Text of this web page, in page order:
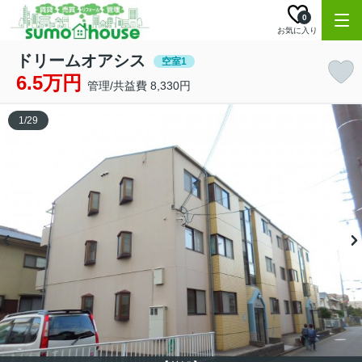
お気に入り
0
ドリームオアシス 空室1
6.5万円 管理/共益費 8,330円
1/29